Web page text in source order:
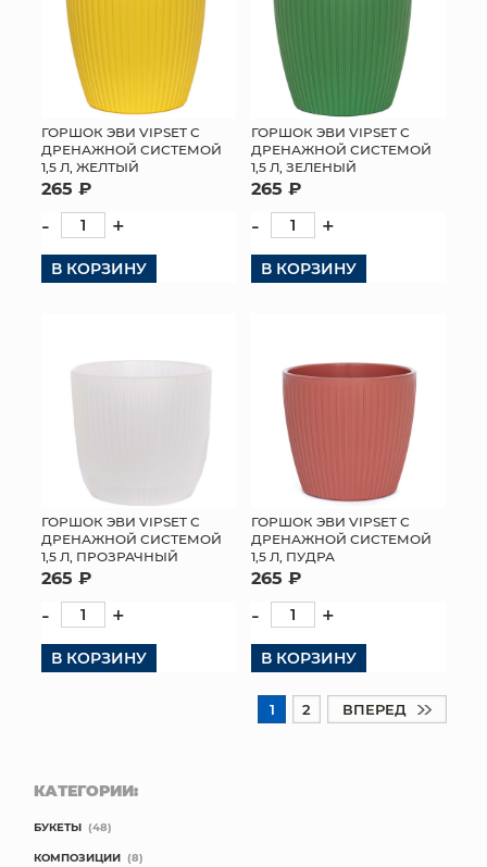
ГОРШОК ЭВИ VIPSET С
ДРЕНАЖНОЙ СИСТЕМОЙ
1,5 Л, ЖЕЛТЫЙ
265 ₽
- +
В КОРЗИНУ
ГОРШОК ЭВИ VIPSET С
ДРЕНАЖНОЙ СИСТЕМОЙ
1,5 Л, ЗЕЛЕНЫЙ
265 ₽
- +
В КОРЗИНУ
ГОРШОК ЭВИ VIPSET С
ДРЕНАЖНОЙ СИСТЕМОЙ
1,5 Л, ПРОЗРАЧНЫЙ
265 ₽
- +
В КОРЗИНУ
ГОРШОК ЭВИ VIPSET С
ДРЕНАЖНОЙ СИСТЕМОЙ
1,5 Л, ПУДРА
265 ₽
- +
В КОРЗИНУ
1 2 ВПЕРЕД
КАТЕГОРИИ:
БУКЕТЫ (48)
КОМПОЗИЦИИ (8)